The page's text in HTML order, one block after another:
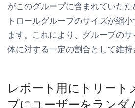
がこのグループに含まれていた
トロールグループのサイズが縮
ます。これにより、グループの
体に対する一定の割合として維持
レポート用にトリート
プにユーザーをランダ